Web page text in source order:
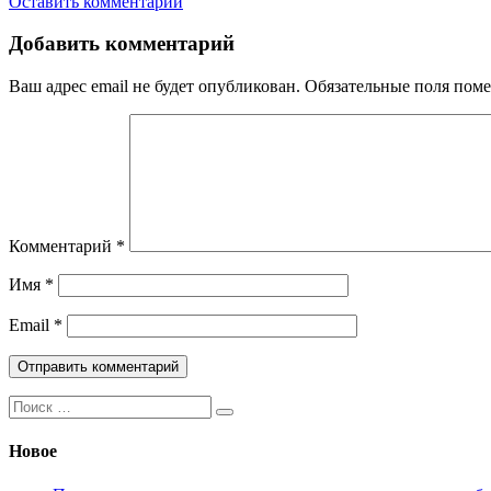
Добавить комментарий
Ваш адрес email не будет опубликован. Обязательные поля
Комментарий *
Имя *
Email *
Поиск:
Новое